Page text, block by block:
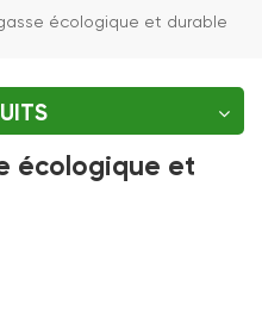
écologique et durable
écologique et